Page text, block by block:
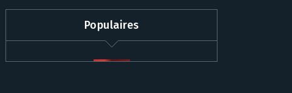
Populaires